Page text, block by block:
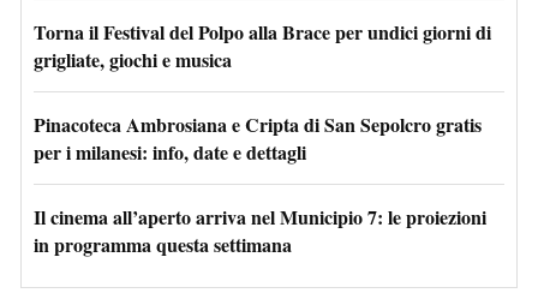
Torna il Festival del Polpo alla Brace per undici giorni di
grigliate, giochi e musica
Pinacoteca Ambrosiana e Cripta di San Sepolcro gratis
per i milanesi: info, date e dettagli
Il cinema all’aperto arriva nel Municipio 7: le proiezioni
in programma questa settimana